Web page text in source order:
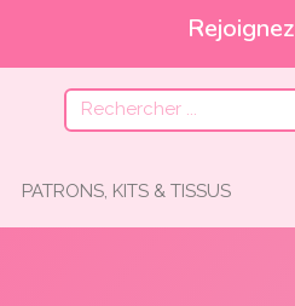
Et
PATRONS, KITS & TISSUS